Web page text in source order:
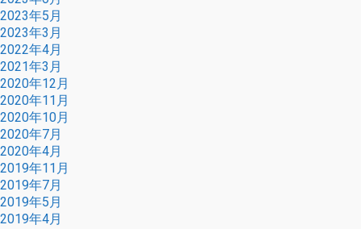
2023年5月
2023年3月
2022年4月
2021年3月
2020年12月
2020年11月
2020年10月
2020年7月
2020年4月
2019年11月
2019年7月
2019年5月
2019年4月